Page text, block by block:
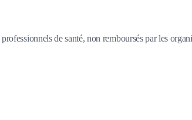
de santé, non remboursés par les